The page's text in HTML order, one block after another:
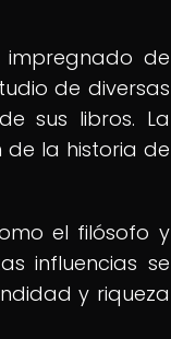
impregnado de
de diversas
sus libros. La
la historia de
el filósofo y
influencias se
y riqueza